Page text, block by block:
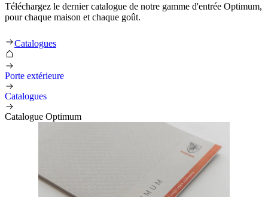
Téléchargez le dernier catalogue de notre gamme d'entrée Optimum,
pour chaque maison et chaque goût.
Catalogues
Porte extérieure
Catalogues
Catalogue Optimum